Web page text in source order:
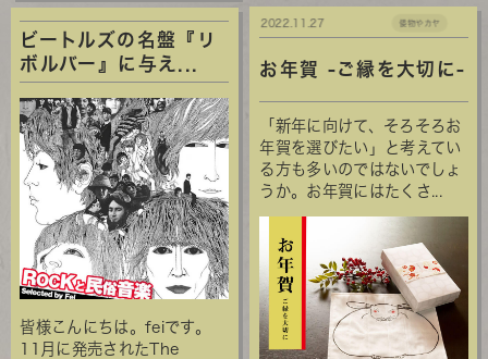
ビートルズの名盤『リ
ボルバー』に与え...
皆様こんにちは。feiです。
11月に発売されたThe
お年賀 -ご縁を大切に-
「新年に向けて、そろそろお
年賀を選びたい」と考えてい
る方も多いのではないでしょ
うか。お年賀にはたくさ...
2022.11.27 倭物やカヤ